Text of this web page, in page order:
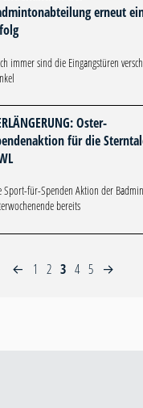
erneut
immer sind die Eingangstüren
Oster-
für die
Sport-für-Spenden Aktion der
bereits
← 1 2 3 4 5 →